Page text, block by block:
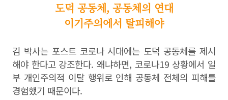
도덕 공동체, 공동체의 연대
이기주의에서 탈피해야
김 박사는 포스트 코로나 시대에는 도덕 공동체를 제시
해야 한다고 강조한다. 왜냐하면, 코로나19 상황에서 일
부 개인주의적 이탈 행위로 인해 공동체 전체의 피해를
경험했기 때문이다.